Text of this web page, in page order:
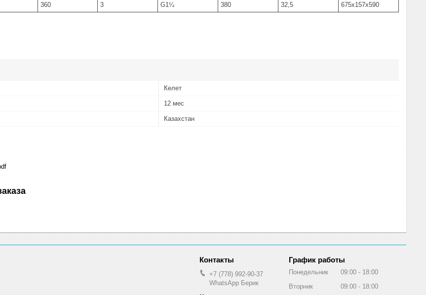
360 3 G1¼ 380 32,5 675x157x590
Келет
12 мес
Казахстан
+7 (778) 992-90-37
WhatsApp Берик
График работы
Понедельник 09:00
18:00
Вторник
09:00 18:00